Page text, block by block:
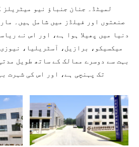
صنعتوں اور فیلڈز میں شامل ہیں۔
دنیا میں پھیلا ہوا ہے، اور اس نے
میکسیکو، برازیل، آسٹریلیا،
بہت سے دوسرے ممالک کے ساتھ طویل
تک پہنچی ہے، اور اس کی شہرت